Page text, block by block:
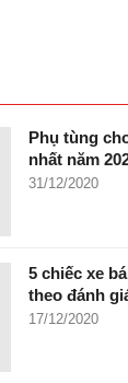
Phụ tùng
nhất năm
31/12/2020
5 chiếc xe
theo đánh
17/12/2020